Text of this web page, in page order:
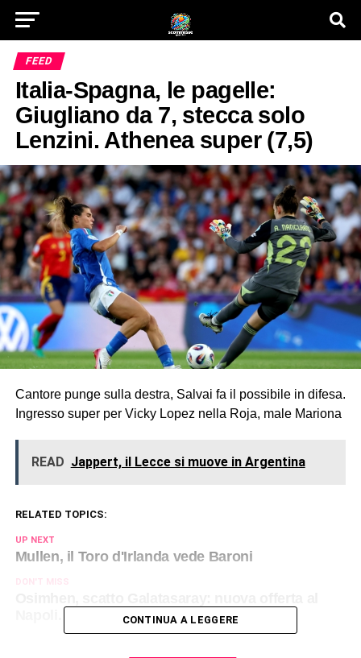
FEED
Italia-Spagna, le pagelle:
Giugliano da 7, stecca solo
Lenzini. Athenea super (7,5)
Cantore punge sulla destra, Salvai fa il possibile in difesa.
Ingresso super per Vicky Lopez nella Roja, male Mariona
READ Jappert, il Lecce si muove in Argentina
RELATED TOPICS:
UP NEXT
Mullen, il Toro d'Irlanda vede Baroni
DON'T MISS
Napoli. Le parti sempre più vicine
CONTINUA A LEGGERE